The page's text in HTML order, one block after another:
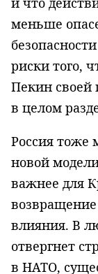
меньше
риски того,
Пекин своей
в целом
Россия тоже
новой
важнее для
влияния. В
отвергнет
в НАТО,